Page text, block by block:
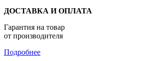
ДОСТАВКА И ОПЛАТА
Гарантия на товар
от производителя
Подробнее